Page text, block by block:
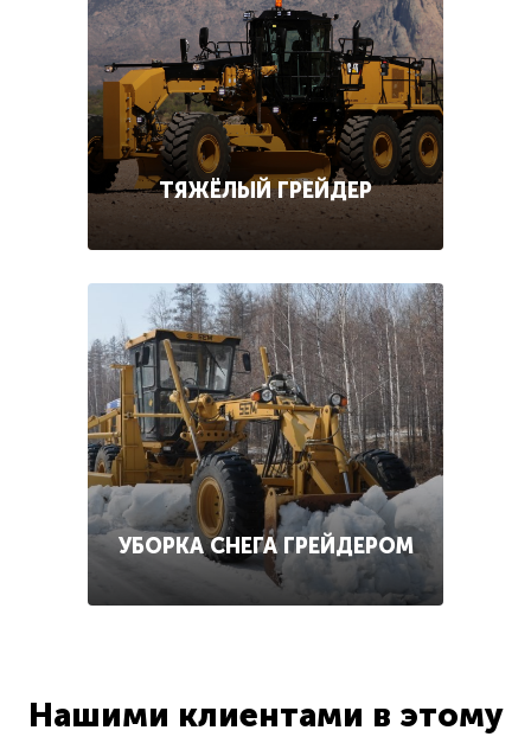
ТЯЖЁЛЫЙ ГРЕЙДЕР
УБОРКА СНЕГА ГРЕЙДЕРОМ
Нашими клиентами в этому